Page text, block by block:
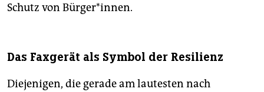
Schutz von Bürger*innen.
Das Faxgerät als Symbol der Resilienz
Diejenigen, die gerade am lautesten nach